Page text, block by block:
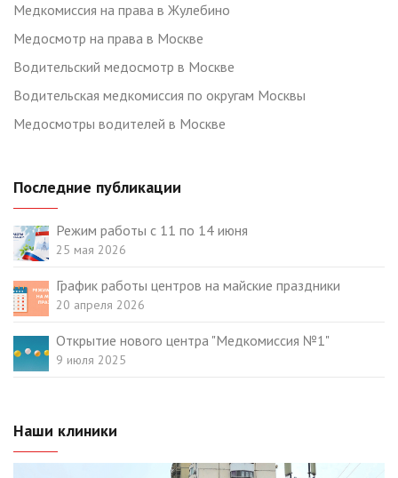
Медкомиссия на права в Жулебино
Медосмотр на права в Москве
Водительский медосмотр в Москве
Водительская медкомиссия по округам Москвы
Медосмотры водителей в Москве
Последние публикации
Режим работы с 11 по 14 июня
25 мая 2026
График работы центров на майские праздники
20 апреля 2026
Открытие нового центра "Медкомиссия №1"
9 июля 2025
Наши клиники